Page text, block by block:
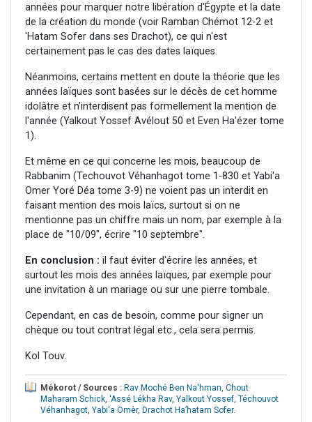
années pour marquer notre libération d'Égypte et la date
de la création du monde (voir Ramban Chémot 12-2 et
'Hatam Sofer dans ses Drachot), ce qui n'est
certainement pas le cas des dates laïques.
Néanmoins, certains mettent en doute la théorie que les
années laïques sont basées sur le décès de cet homme
idolâtre et n'interdisent pas formellement la mention de
l'année (Yalkout Yossef Avélout 50 et Even Ha'ézer tome
1).
Et même en ce qui concerne les mois, beaucoup de
Rabbanim (Techouvot Véhanhagot tome 1-830 et Yabi'a
Omer Yoré Déa tome 3-9) ne voient pas un interdit en
faisant mention des mois laïcs, surtout si on ne
mentionne pas un chiffre mais un nom, par exemple à la
place de "10/09", écrire "10 septembre".
En conclusion : il faut éviter d'écrire les années, et
surtout les mois des années laïques, par exemple pour
une invitation à un mariage ou sur une pierre tombale.
Cependant, en cas de besoin, comme pour signer un
chèque ou tout contrat légal etc., cela sera permis.
Kol Touv.
Mékorot / Sources : Rav Moché Ben Na'hman, Chout
Maharam Schick, 'Assé Lékha Rav, Yalkout Yossef, Téchouvot
Véhanhagot, Yabi'a Omèr, Drachot Ha’hatam Sofer.